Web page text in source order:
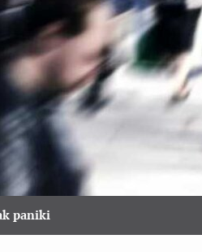
paniki